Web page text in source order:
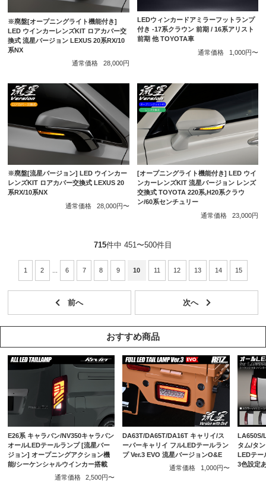
※廃盤[オープニングライト機能付き]
LED ウインカーレンズKIT ロアカバー交
換式 流星バージョン LEXUS 20系RX/10
系NX
通常価格
28,000円
LEDウィンカードアミラーフットランプ
付き -17系クラウン 前期 / 16系アリスト
前期 他 TOYOTA車
通常価格
1,000円〜
※廃盤[流星バージョン] LED ウインカー
レンズKIT ロアカバー交換式 LEXUS 20
系RX/10系NX
通常価格
28,000円〜
[オープニングライト機能付き] LED ウイ
ンカーレンズKIT 流星バージョン レンズ
交換式 TOYOTA 220系,H20系クラウ
ン/60系センチュリー
通常価格
23,000円
715件中 451〜500件目
1 2 6 7 8 9 10 11 12 13 14 15
おすすめ商品
E26系 キャラバン/NV350キャラバン
オールLEDテールランプ [流星バー
ジョン] オープニングアクション機
能/シーケンシャルウインカー搭載
通常価格
2,500円〜
DA63T/DA65T/DA16T キャリイ/ス
ーパーキャリイ フルLEDテールラン
プ Ver.3 EVO 流星バージョンO&E
通常価格
1,000円〜
LA650S/
タム/タ
LEDテー
3色設定